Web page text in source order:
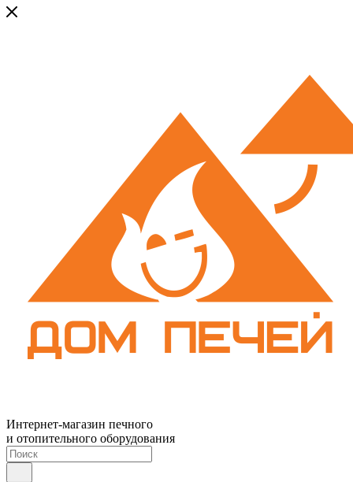
Интернет-магазин печного
и отопительного оборудования